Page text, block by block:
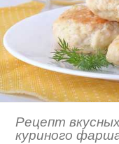
Рецепт
куриного